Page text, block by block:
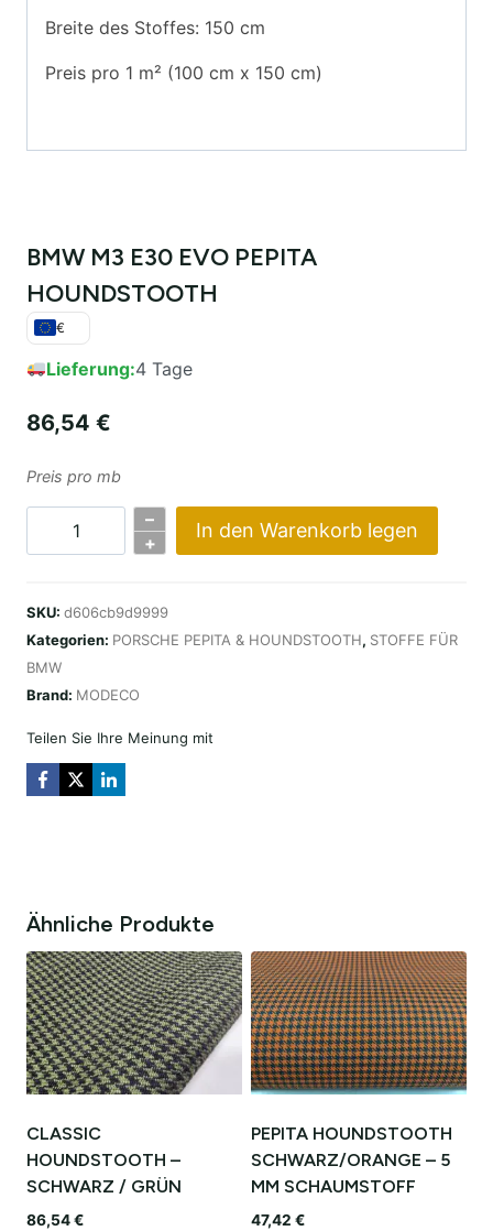
Breite des Stoffes: 150 cm
Preis pro 1 m² (100 cm x 150 cm)
BMW M3 E30 EVO PEPITA
HOUNDSTOOTH
€
Lieferung:4 Tage
86,54 €
Preis pro mb
EVO
PEPITA
HOUNDSTOOTH
Menge
–
+
In den Warenkorb legen
SKU: d606cb9d9999
Kategorien: PORSCHE PEPITA & HOUNDSTOOTH, STOFFE FÜR
BMW
Brand: MODECO
Teilen Sie Ihre Meinung mit
Ähnliche Produkte
CLASSIC
HOUNDSTOOTH –
SCHWARZ / GRÜN
86,54€
PEPITA HOUNDSTOOTH
SCHWARZ/ORANGE – 5
MM SCHAUMSTOFF
47,42 €